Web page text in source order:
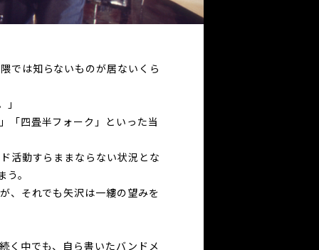
では知らないものが居ないくら
「四畳半フォーク」といった当
活動すらままならない状況とな
。
、それでも矢沢は一縷の望みを
く中でも、自ら書いたバンドメ